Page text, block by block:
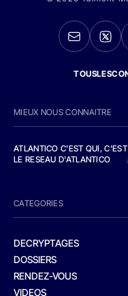
MIEUX NOUS CONNAITRE
ATLANTICO C'EST QUI,
LE RESEAU D'ATLANTICO
CATEGORIES
DECRYPTAGES
DOSSIERS
RENDEZ-VOUS
VIDEOS